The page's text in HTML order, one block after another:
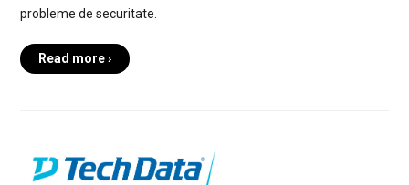
probleme de securitate.
Read more ›